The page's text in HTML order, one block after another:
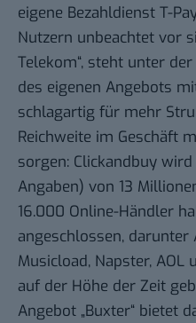
eigene Bezahldienst T-
Nutzern unbeachtet vor
Telekom“, steht unter
des eigenen Angebots
schlagartig für mehr
Reichweite im Geschäft
sorgen: Clickandbuy
Angaben) von 13
16.000 Online-Händler
angeschlossen, darunter
Musicload, Napster, AOL
auf der Höhe der Zeit
Angebot „Buxter“ bietet